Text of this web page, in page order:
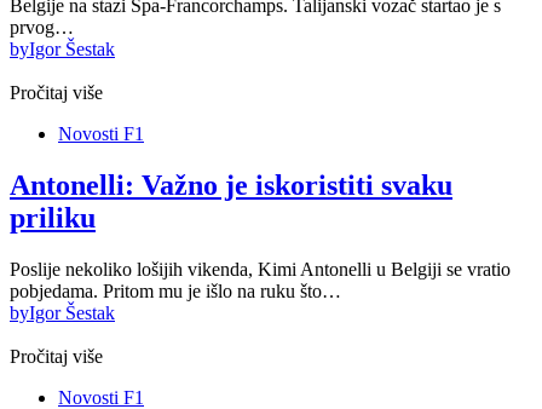
Belgije na stazi Spa-Francorchamps. Talijanski vozač startao je s
prvog…
byIgor Šestak
Pročitaj više
Novosti F1
Antonelli: Važno je iskoristiti svaku
priliku
Poslije nekoliko lošijih vikenda, Kimi Antonelli u Belgiji se vratio
pobjedama. Pritom mu je išlo na ruku što…
byIgor Šestak
Pročitaj više
Novosti F1